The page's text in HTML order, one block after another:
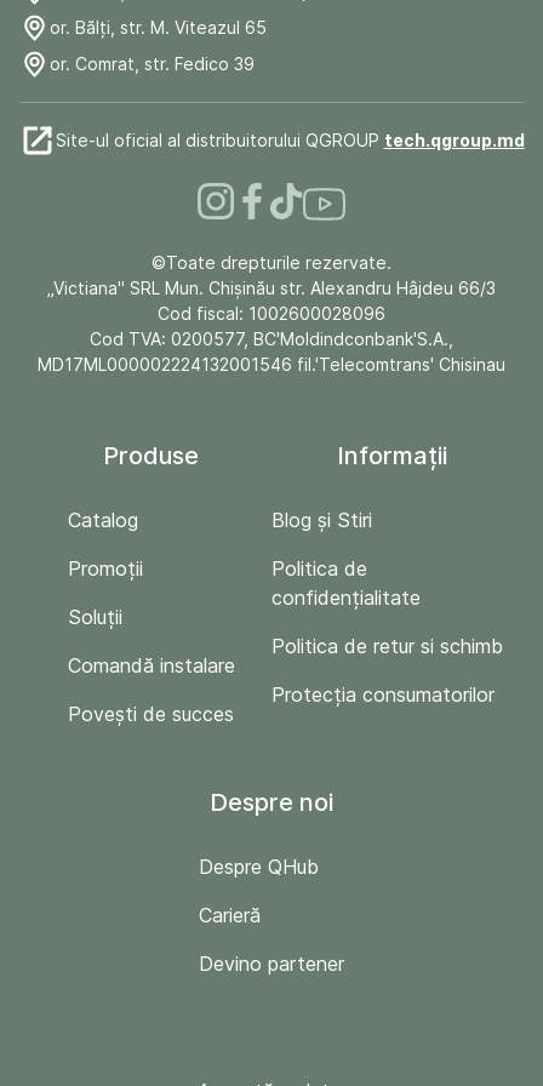
or. Bălți, str. M. Viteazul 65
or. Comrat, str. Fedico 39
Site-ul oficial al distribuitorului QGROUP tech.qgroup.md
©Toate drepturile rezervate.
„Victiana" SRL Mun. Chişinău str. Alexandru Hâjdeu 66/3
Cod fiscal: 1002600028096
Cod TVA: 0200577, BC'Moldindconbank'S.A.,
MD17ML000002224132001546 fil.'Telecomtrans' Chisinau
Produse
Catalog
Promoții
Soluții
Comandă instalare
Povești de succes
Informații
Blog și Stiri
Politica de
confidențialitate
Politica de retur si schimb
Protecția consumatorilor
Despre noi
Despre QHub
Carieră
Devino partener